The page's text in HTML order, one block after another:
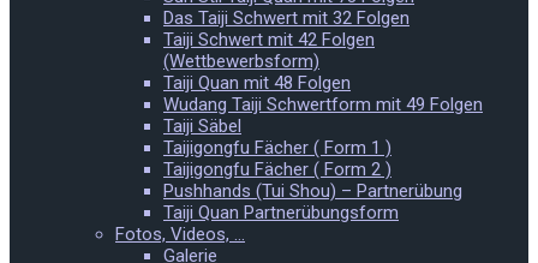
Das Taiji Schwert mit 32 Folgen
Taiji Schwert mit 42 Folgen
(Wettbewerbsform)
Taiji Quan mit 48 Folgen
Wudang Taiji Schwertform mit 49 Folgen
Taiji Säbel
Taijigongfu Fächer ( Form 1 )
Taijigongfu Fächer ( Form 2 )
Pushhands (Tui Shou) – Partnerübung
Taiji Quan Partnerübungsform
Fotos, Videos, …
Galerie